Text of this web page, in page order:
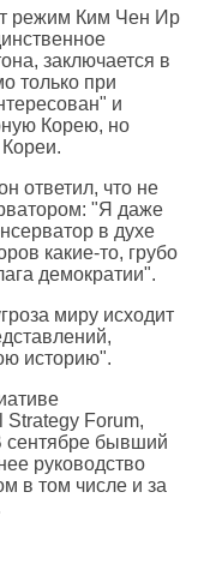
режим Ким Чен Ир
заключается в
только при
и
Корею, но
ответил, что не
"Я даже
в духе
какие-то, грубо
демократии".
миру исходит
историю".
Strategy Forum,
сентябре бывший
руководство
в том числе и за